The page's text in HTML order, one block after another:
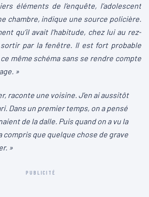
éléments de l’enquête, l’adolescent
chambre, indique une source policière.
qu’il avait l’habitude, chez lui au rez-
sortir par la fenêtre. Il est fort probable
même schéma sans se rendre compte
»
raconte une voisine. J’en ai aussitôt
Dans un premier temps, on a pensé
de la dalle. Puis quand on a vu la
compris que quelque chose de grave
»
PUBLICITÉ